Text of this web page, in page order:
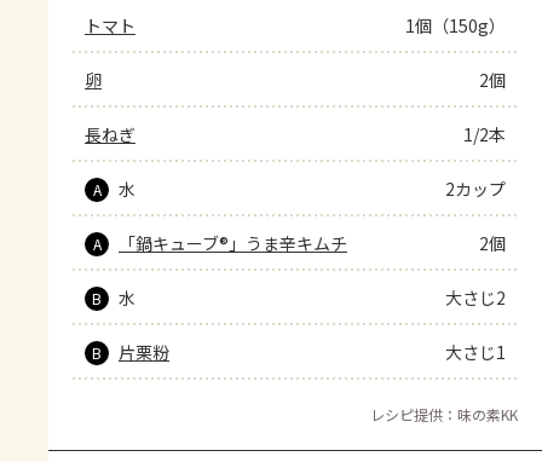
トマト 1個（150g）
卵 2個
長ねぎ 1/2本
A 水 2カップ
A 「鍋キューブ®」うま辛キムチ 2個
B 水 大さじ2
B 片栗粉 大さじ1
レシピ提供：味の素KK